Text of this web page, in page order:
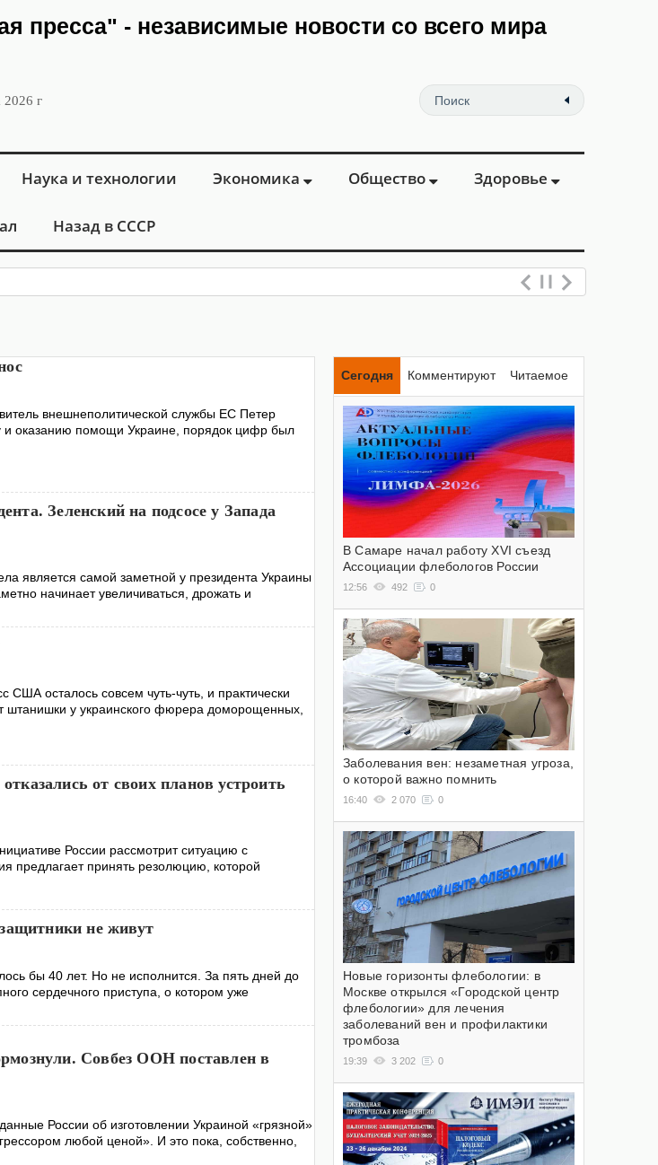
пресса" - независимые новости со всего мира
2026 г
Наука и технологии Экономика Общество Здоровье
Назад в СССР
внешнеполитической службы ЕС Петер
оказанию помощи Украине, порядок цифр был
Зеленский на подсосе у Запада
является самой заметной у президента Украины
начинает увеличиваться, дрожать и
США осталось совсем чуть-чуть, и практически
штанишки у украинского фюрера доморощенных,
от своих планов устроить
России рассмотрит ситуацию с
предлагает принять резолюцию, которой
не живут
бы 40 лет. Но не исполнится. За пять дней до
сердечного приступа, о котором уже
Совбез ООН поставлен в
России об изготовлении Украиной «грязной»
любой ценой». И это пока, собственно,
Сегодня Комментируют Читаемое
В Самаре начал работу XVI съезд
Ассоциации флебологов России
12:56 492 0
Заболевания вен: незаметная угроза,
о которой важно помнить
16:40 2 070 0
Новые горизонты флебологии: в
Москве открылся «Городской центр
флебологии» для лечения
заболеваний вен и профилактики
тромбоза
19:39 3 202 0